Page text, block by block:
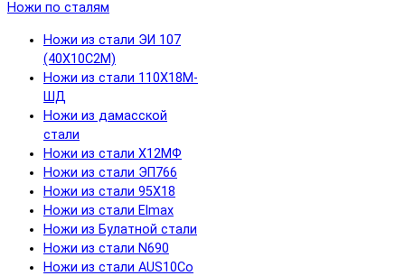
Ножи по сталям
Ножи из стали ЭИ 107
(40Х10С2М)
Ножи из стали 110Х18М-
ШД
Ножи из дамасской
стали
Ножи из стали Х12МФ
Ножи из стали ЭП766
Ножи из стали 95Х18
Ножи из стали Elmax
Ножи из Булатной стали
Ножи из стали N690
Ножи из стали AUS10Co